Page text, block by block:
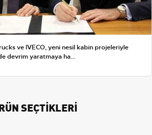
ve IVECO, yeni nesil kabin projeleriyle
devrim yaratmaya ha...
SEÇTİKLERİ